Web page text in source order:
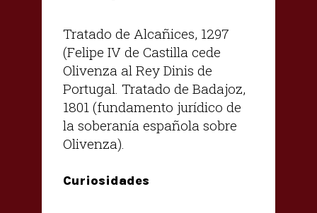
Tratado de Alcañices, 1297
(Felipe IV de Castilla cede
Olivenza al Rey Dinis de
Portugal. Tratado de Badajoz,
1801 (fundamento jurídico de
la soberanía española sobre
Olivenza).
Curiosidades